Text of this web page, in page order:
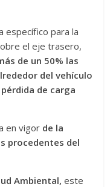
específico para la
el eje trasero,
de un 50% las
del vehículo
de carga
en vigor de la
procedentes del
Ambiental, este